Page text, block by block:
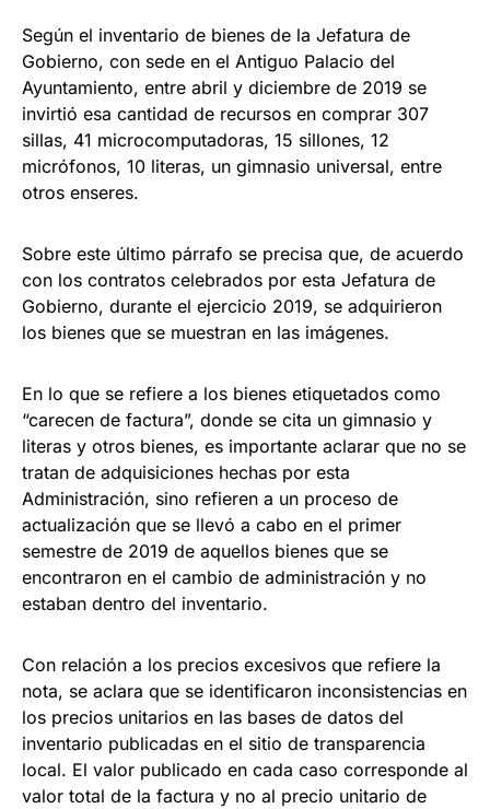
Según el inventario de bienes de la Jefatura de
Gobierno, con sede en el Antiguo Palacio del
Ayuntamiento, entre abril y diciembre de 2019 se
invirtió esa cantidad de recursos en comprar 307
sillas, 41 microcomputadoras, 15 sillones, 12
micrófonos, 10 literas, un gimnasio universal, entre
otros enseres.
Sobre este último párrafo se precisa que, de acuerdo
con los contratos celebrados por esta Jefatura de
Gobierno, durante el ejercicio 2019, se adquirieron
los bienes que se muestran en las imágenes.
En lo que se refiere a los bienes etiquetados como
“carecen de factura”, donde se cita un gimnasio y
literas y otros bienes, es importante aclarar que no se
tratan de adquisiciones hechas por esta
Administración, sino refieren a un proceso de
actualización que se llevó a cabo en el primer
semestre de 2019 de aquellos bienes que se
encontraron en el cambio de administración y no
estaban dentro del inventario.
Con relación a los precios excesivos que refiere la
nota, se aclara que se identificaron inconsistencias en
los precios unitarios en las bases de datos del
inventario publicadas en el sitio de transparencia
local. El valor publicado en cada caso corresponde al
valor total de la factura y no al precio unitario de